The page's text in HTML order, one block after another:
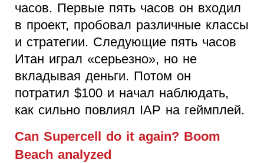
часов. Первые пять часов он входил
в проект, пробовал различные классы
и стратегии. Следующие пять часов
Итан играл «серьезно», но не
вкладывая деньги. Потом он
потратил $100 и начал наблюдать,
как сильно повлиял IAP на геймплей.
Can Supercell do it again? Boom
Beach analyzed